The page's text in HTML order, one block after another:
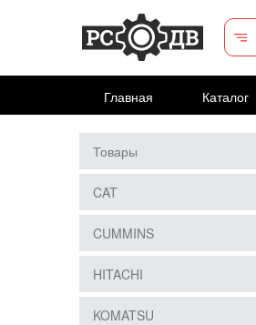
Перейти к основному содержанию
Главная Каталог
Товары
CAT
CUMMINS
HITACHI
KOMATSU